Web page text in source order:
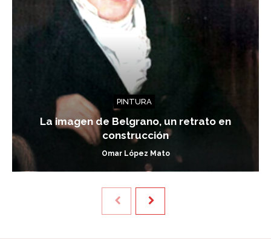
PINTURA
La imagen de Belgrano, un retrato en
construcción
Omar López Mato